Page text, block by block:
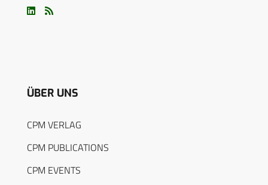
ÜBER UNS
CPM VERLAG
CPM PUBLICATIONS
CPM EVENTS